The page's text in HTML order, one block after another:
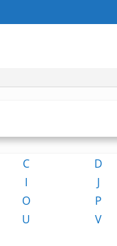
C D
I J
O P
U V